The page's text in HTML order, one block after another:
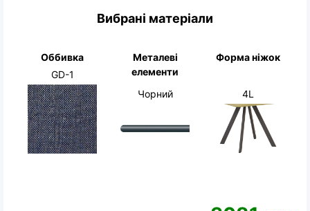
Вибрані матеріали
Оббивка
GD-1
Металеві
елементи
Чорний
Форма ніжок
4L